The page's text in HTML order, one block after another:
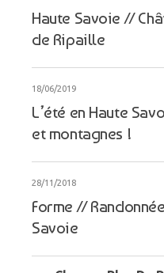
Haute Savoie //
de Ripaille
18/06/2019
L’été en Haute
et montagnes !
28/11/2018
Forme //
Savoie